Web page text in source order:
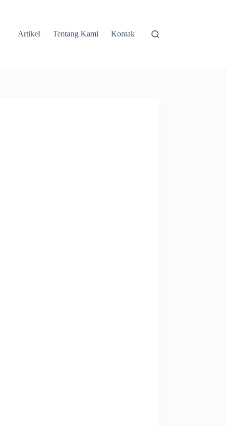
Artikel Tentang Kami Kontak